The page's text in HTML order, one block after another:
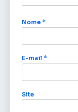
Nome *
E-mail *
Site